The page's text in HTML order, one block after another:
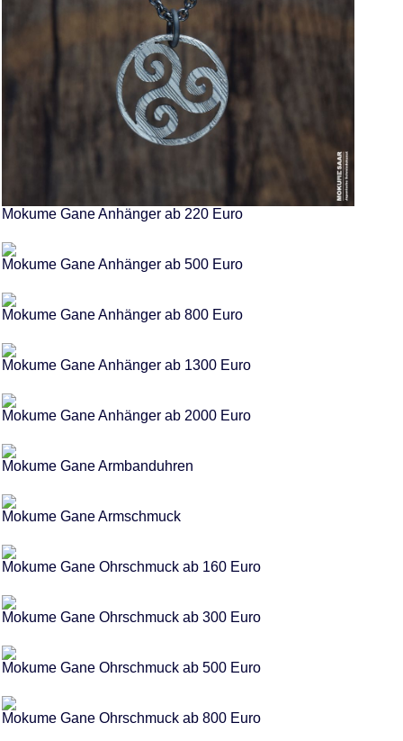
Mokume Gane Anhänger ab 220 Euro
Mokume Gane Anhänger ab 500 Euro
Mokume Gane Anhänger ab 800 Euro
Mokume Gane Anhänger ab 1300 Euro
Mokume Gane Anhänger ab 2000 Euro
Mokume Gane Armbanduhren
Mokume Gane Armschmuck
Mokume Gane Ohrschmuck ab 160 Euro
Mokume Gane Ohrschmuck ab 300 Euro
Mokume Gane Ohrschmuck ab 500 Euro
Mokume Gane Ohrschmuck ab 800 Euro